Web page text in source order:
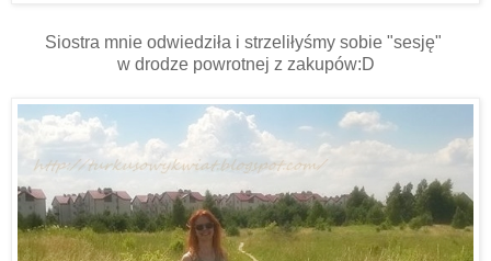
Siostra mnie odwiedziła i strzeliłyśmy sobie "sesję"
w drodze powrotnej z zakupów:D